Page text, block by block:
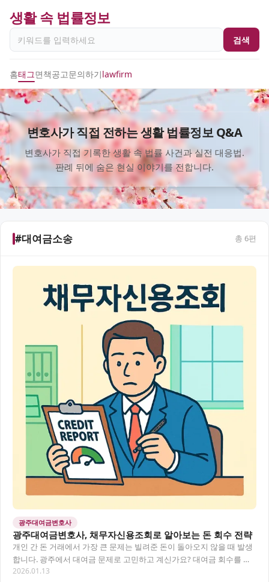
생활 속 법률정보
검색
홈태그면책공고문의하기lawfirm
변호사가 직접 전하는 생활 법률정보 Q&A
변호사가 직접 기록한 생활 속 법률 사건과 실전 대응법.
판례 뒤에 숨은 현실 이야기를 전합니다.
#대여금소송 총 6편
광주대여금변호사
광주대여금변호사, 채무자신용조회로 알아보는 돈 회수 전략
개인 간 돈 거래에서 가장 큰 문제는 빌려준 돈이 돌아오지 않을 때 발생
합니다. 광주에서 대여금 문제로 고민하고 계신가요? 대여금 회수를 위
한 법적 대응 방법과 채무자신용조회를 통…
2026.01.13